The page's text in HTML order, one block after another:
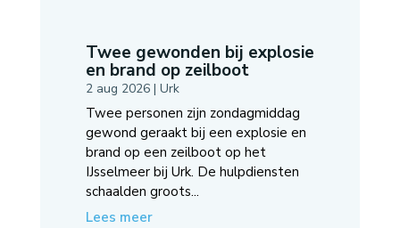
Twee gewonden bij explosie
en brand op zeilboot
2 aug 2026| Urk
Twee personen zijn zondagmiddag
gewond geraakt bij een explosie en
brand op een zeilboot op het
IJsselmeer bij Urk. De hulpdiensten
schaalden groots...
Lees meer